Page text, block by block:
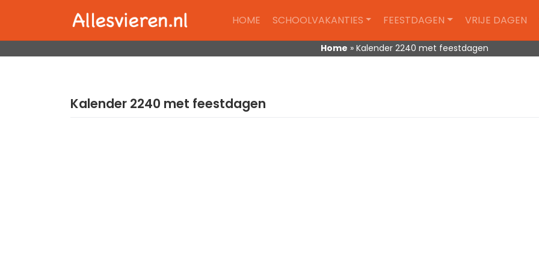
HOME SCHOOLVAKANTIES FEESTDAGEN VRIJE DAGEN
Home » Kalender 2240 met feestdagen
Kalender 2240 met feestdagen